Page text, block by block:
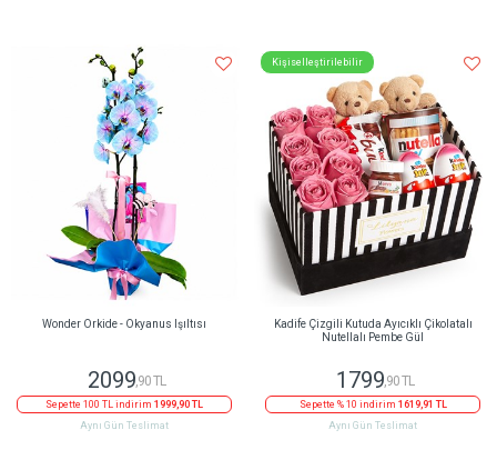
Wonder Orkide - Okyanus Işıltısı
2099 ,90 TL
Sepette 100 TL indirim 1999,90 TL
Aynı Gün Teslimat
Kişiselleştirilebilir
Kadife Çizgili Kutuda Ayıcıklı Çikolatalı
Nutellalı Pembe Gül
1799 ,90 TL
Sepette % 10 indirim 1619,91 TL
Aynı Gün Teslimat